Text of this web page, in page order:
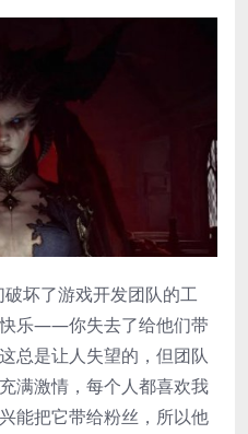
坏了游戏开发团队的工
乐——你失去了给他们带
总是让人失望的，但团队
满激情，每个人都喜欢我
能把它带给粉丝，所以他